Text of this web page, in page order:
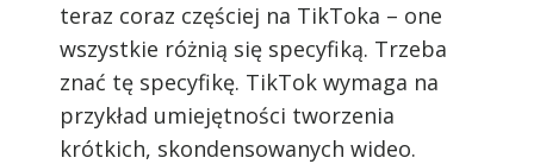
teraz coraz częściej na TikToka – one
wszystkie różnią się specyfiką. Trzeba
znać tę specyfikę. TikTok wymaga na
przykład umiejętności tworzenia
krótkich, skondensowanych wideo.